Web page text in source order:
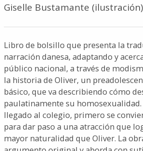
Giselle Bustamante (ilustración)
Libro de bolsillo que presenta la
narración danesa, adaptando y
público nacional, a través de
la historia de Oliver, un
básico, que va describiendo cómo
paulatinamente su homosexualidad.
llegado al colegio, primero se
para dar paso a una atracción que
mayor naturalidad que Oliver. La